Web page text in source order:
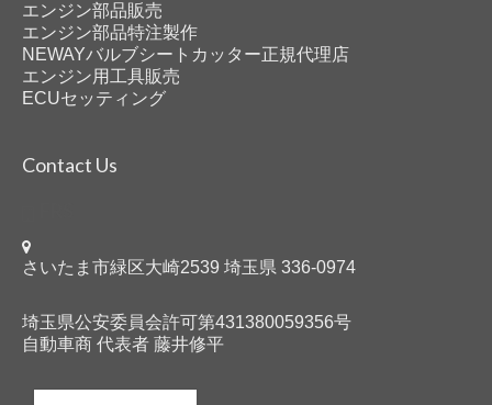
エンジン部品販売
エンジン部品特注製作
NEWAYバルブシートカッター正規代理店
エンジン用工具販売
ECUセッティング
Contact Us
さいたま市緑区大崎2539 埼玉県 336-0974
埼玉県公安委員会許可第431380059356号
自動車商 代表者 藤井修平